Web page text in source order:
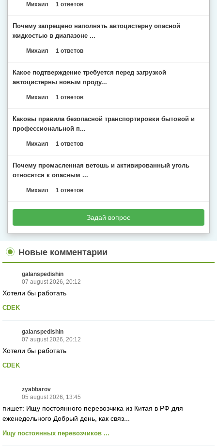
Михаил 1 ответов
Почему запрещено наполнять автоцистерну опасной
жидкостью в диапазоне ...
Михаил 1 ответов
Какое подтверждение требуется перед загрузкой
автоцистерны новым проду...
Михаил 1 ответов
Каковы правила безопасной транспортировки бытовой и
профессиональной п...
Михаил 1 ответов
Почему промасленная ветошь и активированный уголь
относятся к опасным ...
Михаил 1 ответов
Задай вопрос
Новые комментарии
galanspedishin
07 august 2026, 20:12
Хотели бы работать
CDEK
galanspedishin
07 august 2026, 20:12
Хотели бы работать
CDEK
zyabbarov
05 august 2026, 13:45
пишет: Ищу постоянного перевозчика из Китая в РФ для
еженедельного Добрый день, как связ...
Ищу постоянных перевозчиков ...